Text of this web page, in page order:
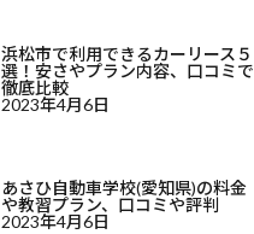
浜松市で利用できるカーリース５
選！安さやプラン内容、口コミで
徹底比較
2023年4月6日
あさひ自動車学校(愛知県)の料金
や教習プラン、口コミや評判
2023年4月6日